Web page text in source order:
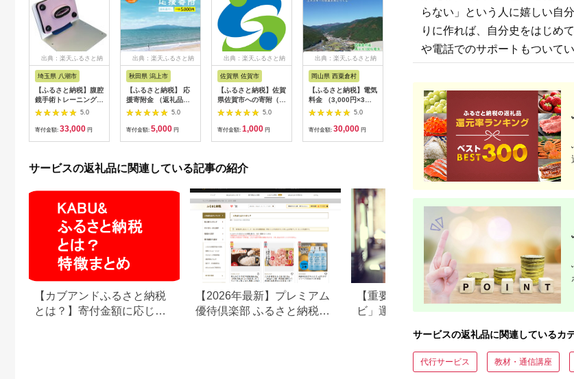
出典：楽天ふるさと納
埼玉県 八潮市
【ふるさと納税】腹腔
鏡手術トレーニング用
モデル「TLH腟断端縫
【1406087】
5.0
寄付金額: 33,000 円
出典：楽天ふるさと納
秋田県 潟上市
【ふるさと納税】 応
援寄附金 （返礼品な
し）5,000円 ふるさと
応援寄附金 返礼品な
し 寄附のみ 寄附金 応
【秋田県潟上市】
5.0
寄付金額: 5,000 円
出典：楽天ふるさと納
佐賀県 佐賀市
【ふるさと納税】佐賀
県佐賀市への寄附（返
礼品はありません）
5.0
寄付金額: 1,000 円
出典：楽天ふるさと納
岡山県 西粟倉村
【ふるさと納税】電気
料金 （3,000円×3ヶ
月分） 百森でんき
CO2フリー 地域電力
お礼の電気 脱炭素 ゼ
5.0
寄付金額: 30,000 円
民宿はやせ貸切宿泊券
(1泊素泊まり・最大6
名まで)チケット 旅行
宿【民宿はやせ】
5.0
寄付金額:50,000
【ふるさと納税】【返
礼品なし】支援寄附
盲導犬の育成を応援し
よう！ 盲導犬が育つ
まち応援事業
（10,000円単位でご
寄附いただけます）
5.0
寄付金額: 10,000円
サービスの返礼品に関連している記事の紹介
【カブアンドふるさと納税
とは？】寄付金額に応じて
【2026年最新】プレミアム
優待倶楽部 ふるさと納税と
【重要】「ふるさと納税ナ
ビ」運営会社変更および規
Amazonふ
い物気分
返礼品も
らない」という人に嬉しい自
りに作れば、自分史をはじめ
や電話でのサポートもついて
サービスの返礼品に関連しているカ
代行サービス 教材・通信講座